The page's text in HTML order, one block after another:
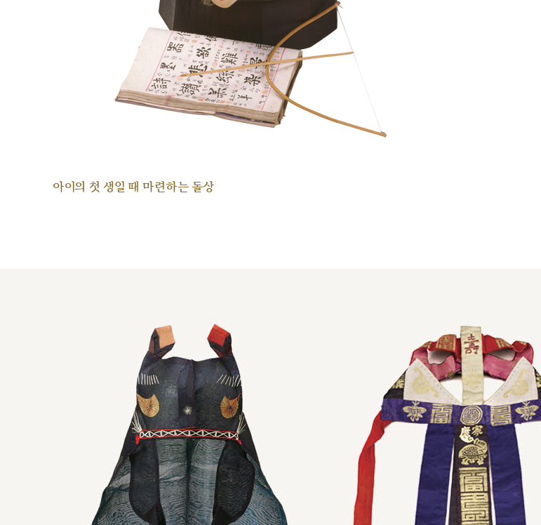
아이의 첫 생일 때 마련하는 돌상